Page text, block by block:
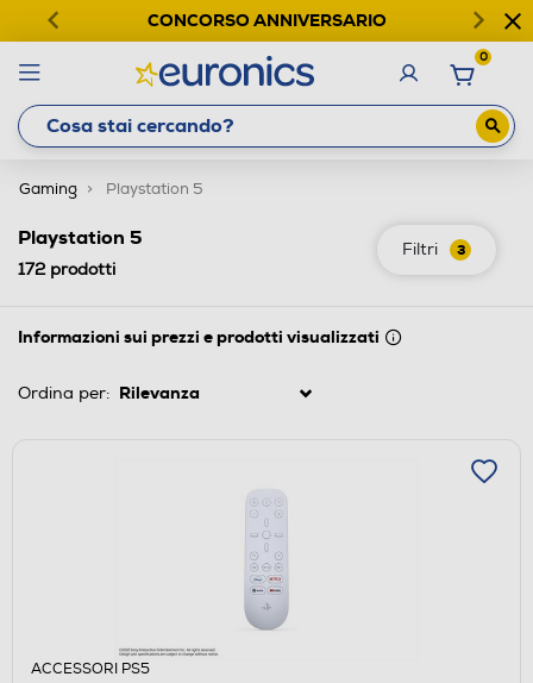
CONCORSO ANNIVERSARIO
0
Gaming Playstation 5
Filtri 3
Playstation 5
172prodotti
Informazioni sui prezzi e prodotti visualizzati
Ordina per:
ACCESSORI PS5